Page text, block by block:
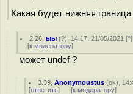
Какая будет нижняя
2.26 ,ыы (?), 14:17, 21/05/2021 [^
[к модератору]
может undef ?
3.39 ,Anonymoustus (ok),
[ответить] [к модератору]